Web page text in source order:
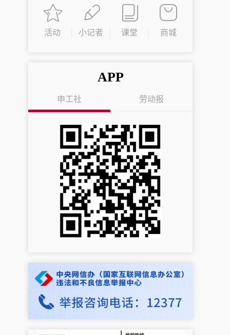
活动 小记者 课堂 商城
APP
申工社 劳动报